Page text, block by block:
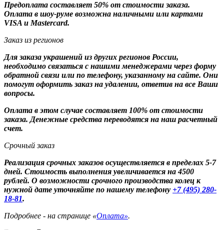
Предоплата составляет 50% от стоимости заказа.
Оплата в шоу-руме возможна наличными или картами
VISA и Mastercard.
Заказ из регионов
Для заказа украшений из других регионов России,
необходимо связаться с нашими менеджерами через форму
обратной связи или по телефону, указанному на сайте. Они
помогут оформить заказ на удалении, ответив на все Ваши
вопросы.
Оплата в этом случае составляет 100% от стоимости
заказа. Денежные средства переводятся на наш расчетный
счет.
Срочный заказ
Реализация срочных заказов осуществляется в пределах 5-7
дней. Стоимость выполнения увеличивается на 4500
рублей. О возможности срочного производства колец к
нужной дате уточняйте по нашему телефону +7 (495) 280-
18-81.
Подробнее - на странице «Оплата».